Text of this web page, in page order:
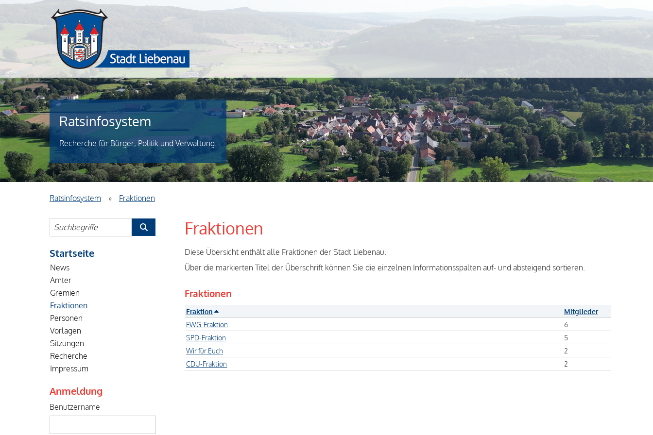
Ratsinfosystem
Recherche für Bürger, Politik und Verwaltung.
Ratsinfosystem » Fraktionen
Startseite
News
Ämter
Gremien
Fraktionen
Personen
Vorlagen
Sitzungen
Recherche
Impressum
Anmeldung
Benutzername
Fraktionen
Diese Übersicht enthält alle Fraktionen der Stadt Liebenau.
Über die markierten Titel der Überschrift können Sie die einzelnen Informationsspalten auf- und absteigend sortieren.
Fraktionen
Fraktion
Mitglieder
FWG-Fraktion
6
SPD-Fraktion
5
Wir für Euch
2
CDU-Fraktion
2